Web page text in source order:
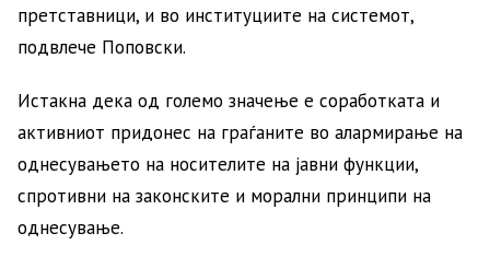
претставници, и во институциите на системот,
подвлече Поповски.
Истакна дека од големо значење е соработката и
активниот придонес на граѓаните во алармирање на
однесувањето на носителите на јавни функции,
спротивни на законските и морални принципи на
однесување.